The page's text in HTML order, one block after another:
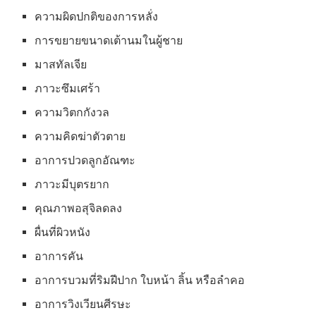
ความผิดปกติของการหลั่ง
การขยายขนาดเต้านมในผู้ชาย
มาสทัลเจีย
ภาวะซึมเศร้า
ความวิตกกังวล
ความคิดฆ่าตัวตาย
อาการปวดลูกอัณฑะ
ภาวะมีบุตรยาก
คุณภาพอสุจิลดลง
ผื่นที่ผิวหนัง
อาการคัน
อาการบวมที่ริมฝีปาก ใบหน้า ลิ้น หรือลำคอ
อาการวิงเวียนศีรษะ